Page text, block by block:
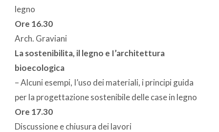
legno
Ore 16.30
Arch. Graviani
La sostenibilita, il legno e I’architettura
bioecologica
– Alcuni esempi, I’uso dei materiali, i principi guida
per la progettazione sostenibile delle case in legno
Ore 17.30
Discussione e chiusura dei lavori